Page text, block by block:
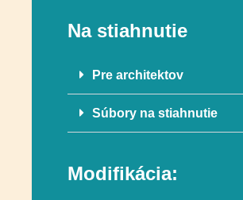
Na stiahnutie
Pre architektov
Súbory na stiahnutie
Modifikácia: